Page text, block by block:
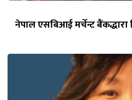
नेपाल एसबिआई मर्चेन्ट बैंकद्धारा